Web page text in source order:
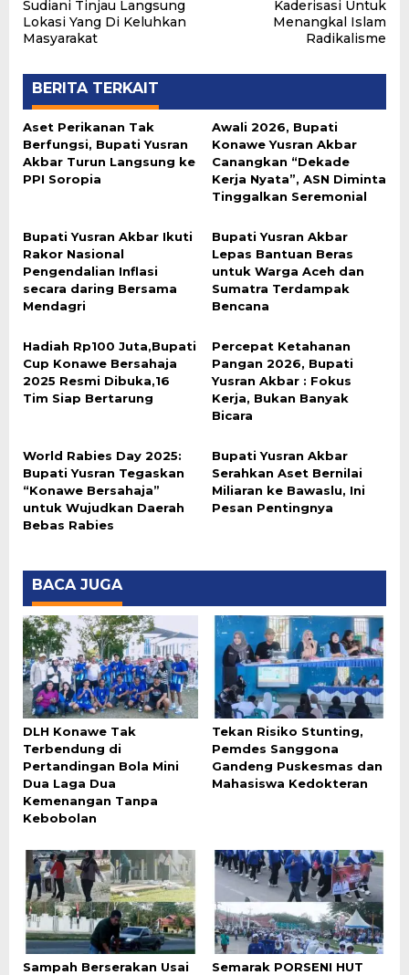
Sudiani Tinjau Langsung
Lokasi Yang Di Keluhkan
Masyarakat
Kaderisasi Untuk
Menangkal Islam
Radikalisme
BERITA TERKAIT
Aset Perikanan Tak
Berfungsi, Bupati Yusran
Akbar Turun Langsung ke
PPI Soropia
Awali 2026, Bupati
Konawe Yusran Akbar
Canangkan “Dekade
Kerja Nyata”, ASN Diminta
Tinggalkan Seremonial
Bupati Yusran Akbar Ikuti
Rakor Nasional
Pengendalian Inflasi
secara daring Bersama
Mendagri
Bupati Yusran Akbar
Lepas Bantuan Beras
untuk Warga Aceh dan
Sumatra Terdampak
Bencana
Hadiah Rp100 Juta,Bupati
Cup Konawe Bersahaja
2025 Resmi Dibuka,16
Tim Siap Bertarung
Percepat Ketahanan
Pangan 2026, Bupati
Yusran Akbar : Fokus
Kerja, Bukan Banyak
Bicara
World Rabies Day 2025:
Bupati Yusran Tegaskan
“Konawe Bersahaja”
untuk Wujudkan Daerah
Bebas Rabies
Bupati Yusran Akbar
Serahkan Aset Bernilai
Miliaran ke Bawaslu, Ini
Pesan Pentingnya
BACA JUGA
DLH Konawe Tak
Terbendung di
Pertandingan Bola Mini
Dua Laga Dua
Kemenangan Tanpa
Kebobolan
Tekan Risiko Stunting,
Pemdes Sanggona
Gandeng Puskesmas dan
Mahasiswa Kedokteran
Sampah Berserakan Usai
Semarak PORSENI HUT